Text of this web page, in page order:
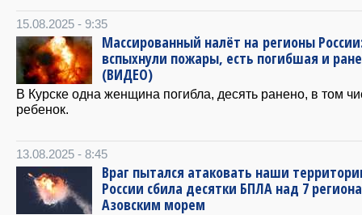
15.08.2025 - 9:35
Массированный налёт на регионы
вспыхнули пожары, есть погибшая и
(ВИДЕО)
В Курске одна женщина погибла, десять ранено, в том
ребенок.
13.08.2025 - 8:45
Враг пытался атаковать наши
России сбила десятки БПЛА над 7
Азовским морем